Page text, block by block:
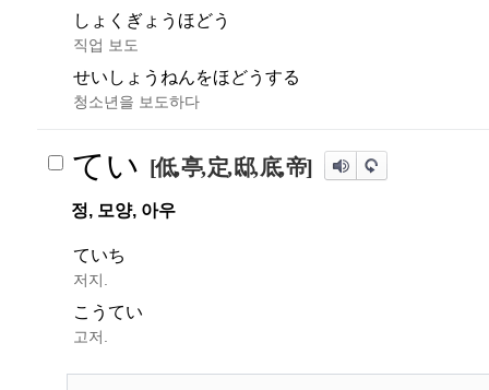
しょくぎょうほどう
직업 보도
せいしょうねんをほどうする
청소년을 보도하다
てい [低, 亭, 定, 邸, 底, 帝]
정, 모양, 아우
ていち
저지.
こうてい
고저.